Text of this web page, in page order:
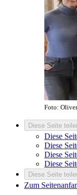
Foto:
Diese Seite
Diese
Diese
Diese
Diese
Diese Seite
Zum